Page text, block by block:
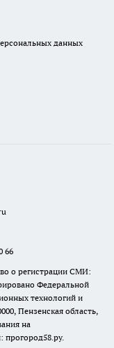
данных
66
о регистрации СМИ:
Федеральной
технологий и
Пензенская область,
на
прогород58.ру.